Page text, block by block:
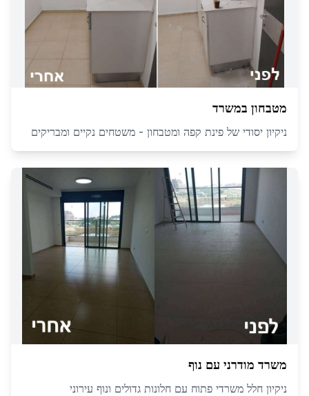
מטבחון במשרד
ניקיון יסודי של פינת קפה ומטבחון - משטחים נקיים ומבריקים
משרד מודרני עם נוף
ניקיון חלל משרדי פתוח עם חלונות גדולים ונוף עירוני